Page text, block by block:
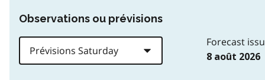
Observations ou prévisions
Forecast
8 août 2026